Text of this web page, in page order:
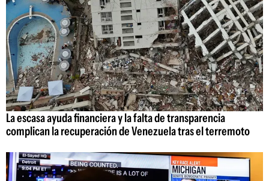
La escasa ayuda financiera y la falta de transparencia
complican la recuperación de Venezuela tras el terremoto